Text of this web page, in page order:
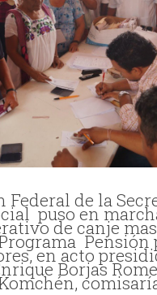
Federal de la
puso en
de canje
Pensión
en acto
Borjas